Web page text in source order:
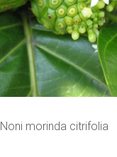
Noni morinda citrifolia